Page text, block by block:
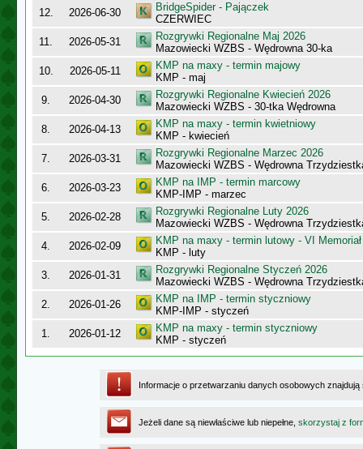
12.
2026-06-30
BridgeSpider - Pajączek
CZERWIEC
11.
2026-05-31
Rozgrywki Regionalne Maj 2026
Mazowiecki WZBS - Wędrowna 30-ka
10.
2026-05-11
KMP na maxy - termin majowy
KMP - maj
9.
2026-04-30
Rozgrywki Regionalne Kwiecień 2026
Mazowiecki WZBS - 30-tka Wędrowna
8.
2026-04-13
KMP na maxy - termin kwietniowy
KMP - kwiecień
7.
2026-03-31
Rozgrywki Regionalne Marzec 2026
Mazowiecki WZBS - Wędrowna
6.
2026-03-23
KMP na IMP - termin marcowy
KMP-IMP - marzec
5.
2026-02-28
Rozgrywki Regionalne Luty 2026
Mazowiecki WZBS - Wędrowna
4.
2026-02-09
KMP na maxy - termin lutowy - VI
KMP - luty
3.
2026-01-31
Rozgrywki Regionalne Styczeń 2026
Mazowiecki WZBS - Wędrowna
2.
2026-01-26
KMP na IMP - termin styczniowy
KMP-IMP - styczeń
1.
2026-01-12
KMP na maxy - termin styczniowy
KMP - styczeń
Informacje o przetwarzaniu danych osobowych
Jeżeli dane są niewłaściwe lub niepełne, skorzystaj z